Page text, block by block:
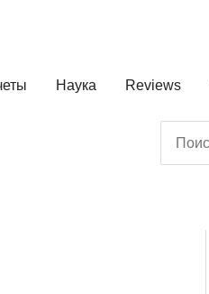
Наука Reviews